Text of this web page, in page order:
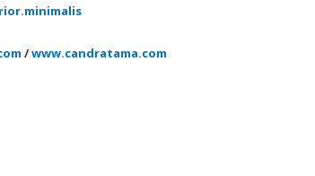
/www.candratama.com